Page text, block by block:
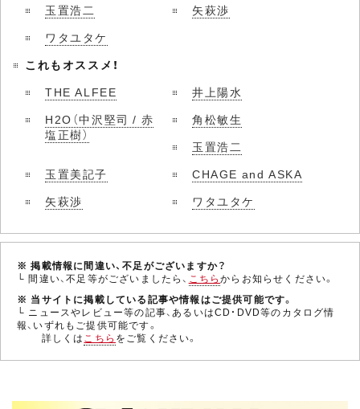
玉置浩二
矢萩渉
ワタユタケ
これもオススメ！
THE ALFEE
井上陽水
H2O（中沢堅司 / 赤
塩正樹）
角松敏生
玉置浩二
玉置美記子
CHAGE and ASKA
矢萩渉
ワタユタケ
※ 掲載情報に間違い、不足がございますか？
└ 間違い、不足等がございましたら、 こちらからお知らせください。
※ 当サイトに掲載している記事や情報はご提供可能です。
└ ニュースやレビュー等の記事、あるいはCD・DVD等のカタログ情
報、いずれもご提供可能です。
詳しくはこちら をご覧ください。